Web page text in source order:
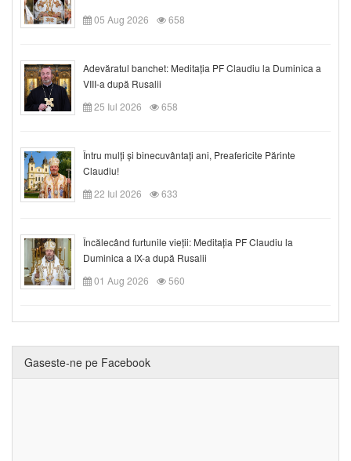
05 Aug 2026 658
Adevăratul banchet: Meditația PF Claudiu la Duminica a
VIII-a după Rusalii
25 Iul 2026
658
Întru mulți și binecuvântați ani, Preafericite Părinte
Claudiu!
22 Iul 2026
633
Încălecând furtunile vieții: Meditația PF Claudiu la
Duminica a IX-a după Rusalii
01 Aug 2026
560
Gaseste-ne pe Facebook